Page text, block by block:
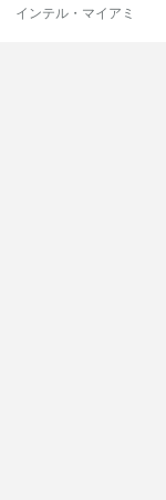
インテル・マイアミ